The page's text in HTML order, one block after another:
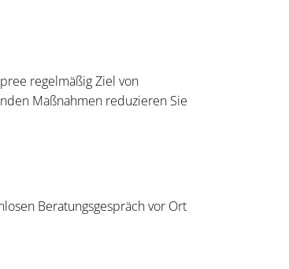
regelmäßig Ziel von
Maßnahmen reduzieren Sie
Beratungsgespräch vor Ort